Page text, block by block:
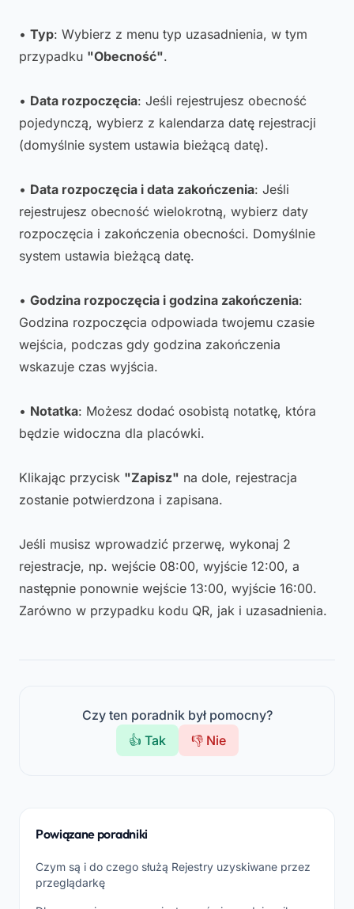
• Typ: Wybierz z menu typ uzasadnienia, w tym
przypadku "Obecność".
• Data rozpoczęcia: Jeśli rejestrujesz obecność
pojedynczą, wybierz z kalendarza datę rejestracji
(domyślnie system ustawia bieżącą datę).
• Data rozpoczęcia i data zakończenia: Jeśli
rejestrujesz obecność wielokrotną, wybierz daty
rozpoczęcia i zakończenia obecności. Domyślnie
system ustawia bieżącą datę.
• Godzina rozpoczęcia i godzina zakończenia:
Godzina rozpoczęcia odpowiada twojemu czasie
wejścia, podczas gdy godzina zakończenia
wskazuje czas wyjścia.
• Notatka: Możesz dodać osobistą notatkę, która
będzie widoczna dla placówki.
Klikając przycisk "Zapisz" na dole, rejestracja
zostanie potwierdzona i zapisana.
Jeśli musisz wprowadzić przerwę, wykonaj 2
rejestracje, np. wejście 08:00, wyjście 12:00, a
następnie ponownie wejście 13:00, wyjście 16:00.
Zarówno w przypadku kodu QR, jak i uzasadnienia.
Czy ten poradnik był pomocny?
👍 Tak
👎 Nie
Powiązane poradniki
Czym są i do czego służą Rejestry uzyskiwane przez
przeglądarkę